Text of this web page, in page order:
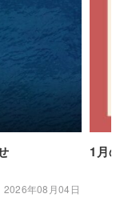
2026年08月04日
1月